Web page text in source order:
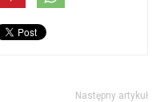
Następny artykuł